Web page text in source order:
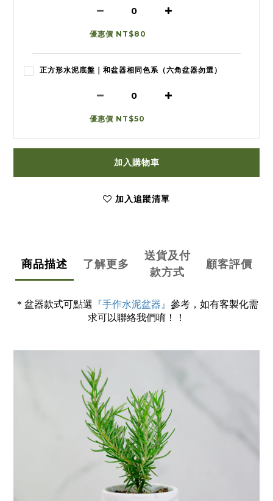
優惠價 NT$80
正方形水泥底盤｜和盆器相同色系（六角盆器勿選）
優惠價 NT$50
加入購物車
加入追蹤清單
商品描述 了解更多
送貨及付
款方式
顧客評價
＊盆器款式可點選 『手作水泥盆器』 參考，如有客製化需
求可以聯絡我們唷！！